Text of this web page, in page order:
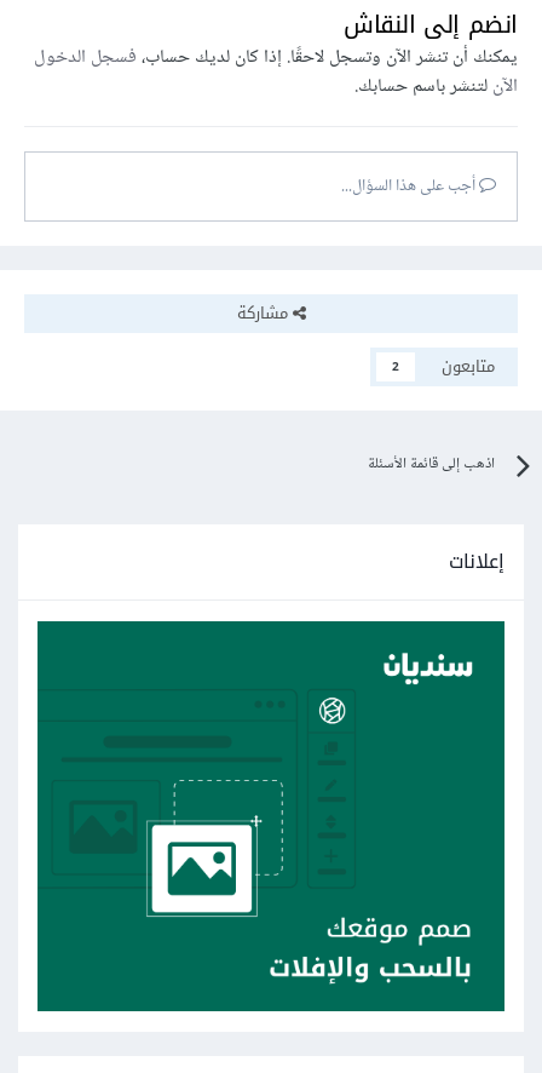
انضم إلى النقاش
يمكنك أن تنشر الآن وتسجل لاحقًا. إذا كان لديك حساب،فسجل الدخول
الآنلتنشر باسم حسابك.
أجب على هذا السؤال...
مشاركة
متابعون
2
اذهب إلى قائمة الأسئلة
إعلانات